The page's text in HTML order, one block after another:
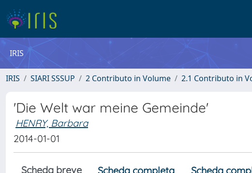
IRIS
IRIS SIARI SSSUP 2 Contributo in Volume 2.1 Contributo in
'Die Welt war meine Gemeinde'
HENRY, Barbara
2014-01-01
Scheda breve Scheda completa Scheda